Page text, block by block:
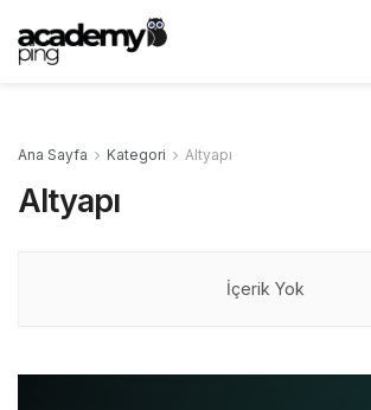
Ana Sayfa Kategori Altyapı
Altyapı
İçerik Yok